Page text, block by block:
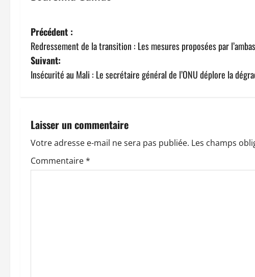
N
a
v
g
a
t
Précédent :
Redressement de la transition : Les mesures proposées par
Suivant:
Insécurité au Mali : Le secrétaire général de l’ONU déplore la
Laisser un commentaire
Votre adresse e-mail ne sera pas publiée. Les champs
Commentaire*